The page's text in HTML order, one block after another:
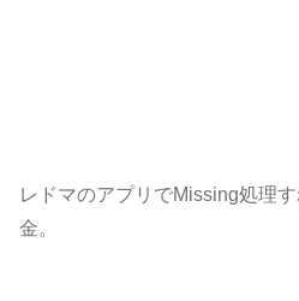
レドマのアプリでMissing処理
金。